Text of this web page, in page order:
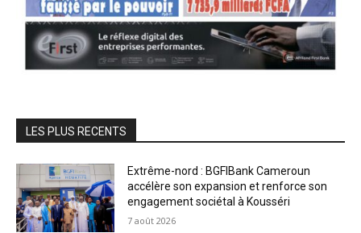
LES PLUS RECENTS
Extrême-nord : BGFIBank Cameroun
accélère son expansion et renforce son
engagement sociétal à Kousséri
7 août 2026